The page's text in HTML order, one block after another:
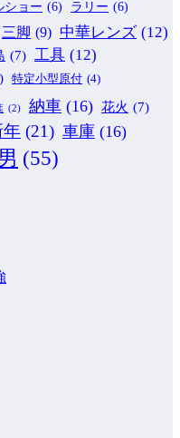
ショー (6) ラリー (6)
三脚 (9) 中華レンズ (12)
(7) 工具 (12)
特定小型原付 (4)
(2) 納車 (16) 花火 (7)
年 (21) 車庫 (16)
(55)